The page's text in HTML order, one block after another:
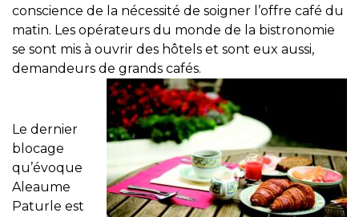
conscience de la nécessité de soigner l’offre café du
matin. Les opérateurs du monde de la bistronomie
se sont mis à ouvrir des hôtels et sont eux aussi,
demandeurs de grands cafés.
Le dernier
blocage
qu’évoque
Aleaume
Paturle est